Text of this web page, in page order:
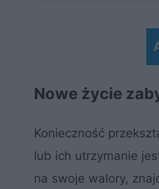
Nowe życie
Konieczność
lub ich utrzymanie
na swoje walory,